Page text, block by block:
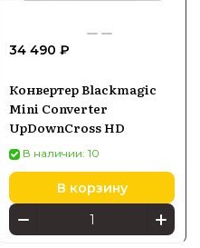
34 490 ₽
Конвертер Blackmagic
Mini Converter
UpDownCross HD
В наличии: 10
В корзину